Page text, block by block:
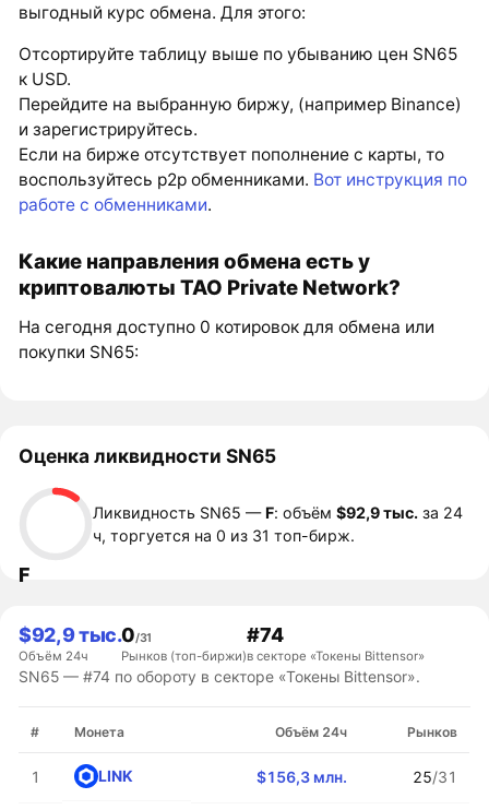
выгодный курс обмена. Для этого:
Отсортируйте таблицу выше по убыванию цен SN65
к USD.
Перейдите на выбранную биржу, (например Binance)
и зарегистрируйтесь.
Если на бирже отсутствует пополнение с карты, то
воспользуйтесь p2p обменниками. Вот инструкция по
работе с обменниками.
Какие направления обмена есть у
криптовалюты TAO Private Network?
На сегодня доступно 0 котировок для обмена или
покупки SN65:
Оценка ликвидности SN65
F
Ликвидность SN65 —F: объём$92,9 тыс. за 24
ч, торгуется на 0 из 31 топ-бирж.
$92,9 тыс.
Объём 24ч
0/31
Рынков (топ-биржи)
#74
в секторе «Токены Bittensor»
SN65 — #74 по обороту в секторе «Токены Bittensor».
# Монета Объём 24ч Рынков
1 LINK $156,3 млн. 25/31